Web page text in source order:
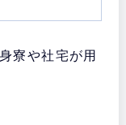
寮や社宅が用